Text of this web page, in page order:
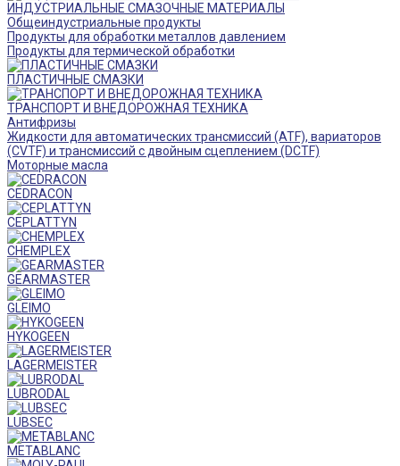
ИНДУСТРИАЛЬНЫЕ СМАЗОЧНЫЕ МАТЕРИАЛЫ
Общеиндустриальные продукты
Продукты для обработки металлов давлением
Продукты для термической обработки
ПЛАСТИЧНЫЕ СМАЗКИ
ТРАНСПОРТ И ВНЕДОРОЖНАЯ ТЕХНИКА
Антифризы
Жидкости для автоматических трансмиссий (ATF), вариаторов
(CVTF) и трансмиссий с двойным сцеплением (DCTF)
Моторные масла
CEDRACON
CEPLATTYN
CHEMPLEX
GEARMASTER
GLEIMO
HYKOGEEN
LAGERMEISTER
LUBRODAL
LUBSEC
METABLANC